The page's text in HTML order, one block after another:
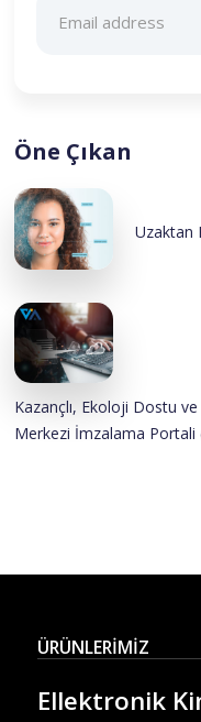
Öne Çıkan
Uzaktan
Kazançlı, Ekoloji Dostu
Merkezi İmzalama Portali
ÜRÜNLERİMİZ
Ellektronik